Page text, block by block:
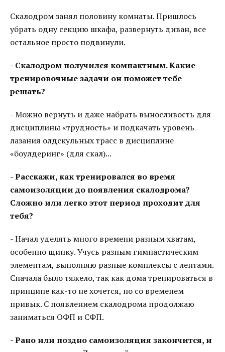
Скалодром занял половину комнаты. Пришлось
убрать одну секцию шкафа, развернуть диван, все
остальное просто подвинули.
- Скалодром получился компактным. Какие
тренировочные задачи он поможет тебе
решать?
- Можно вернуть и даже набрать выносливость для
дисциплины «трудность» и подкачать уровень
лазания олдскульных трасс в дисциплине
«боулдеринг» (для скал)...
- Расскажи, как тренировался во время
самоизоляции до появления скалодрома?
Сложно или легко этот период проходит для
тебя?
- Начал уделять много времени разным хватам,
особенно щипку. Учусь разным гимнастическим
элементам, выполняю разные комплексы с лентами.
Сначала было тяжело, так как дома тренироваться в
принципе как-то не хочется, но со временем
привык. С появлением скалодрома продолжаю
заниматься ОФП и СФП.
- Рано или поздно самоизоляция закончится, и